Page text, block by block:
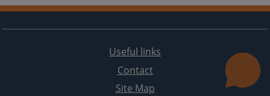
Useful links
Contact
Site Map